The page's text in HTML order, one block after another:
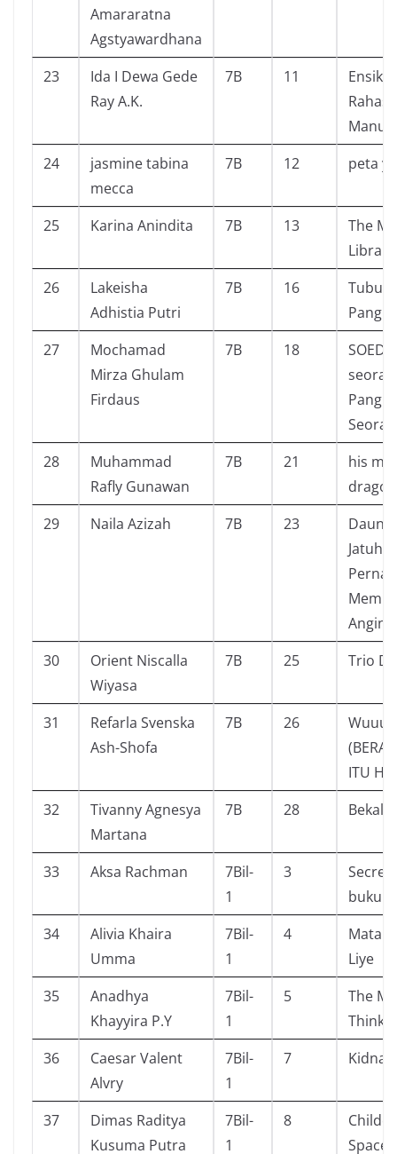
Amararatna
Agstyawardhana
23
Ida I Dewa Gede
Ray A.K.
7B 11
24
jasmine tabina
mecca
7B 12 peta
25 Karina Anindita 7B 13
The
Library
26
Lakeisha
Adhistia Putri
7B 16
27
Mochamad
Mirza Ghulam
Firdaus
7B 18
28
Muhammad
Rafly Gunawan
7B 21
his
dragon
29
Naila Azizah 7B 23
Daun
Jatuh
Pernah
Angin
30
Orient Niscalla
Wiyasa
7B 25 Trio
31
Refarla Svenska
Ash-Shofa
7B 26
ITU
32
Tivanny Agnesya
Martana
7B 28 Bekal
33 Aksa Rachman
7Bil-
1
3
Secret
buku 4
34
Alivia Khaira
Umma
7Bil-
1
4
Liye
35
Anadhya
Khayyira P.Y
7Bil-
1
5
The
36
Caesar Valent
Alvry
7Bil-
1
7
37
Dimas Raditya
Kusuma Putra
7Bil-
1
8
Space